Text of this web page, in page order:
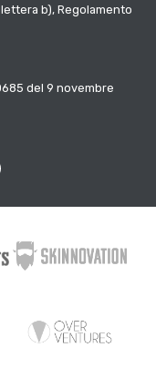
lettera b), Regolamento
del 9 novembre